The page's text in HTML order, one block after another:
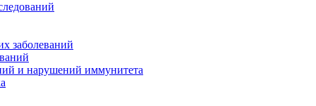
заболеваний
и нарушений иммунитета